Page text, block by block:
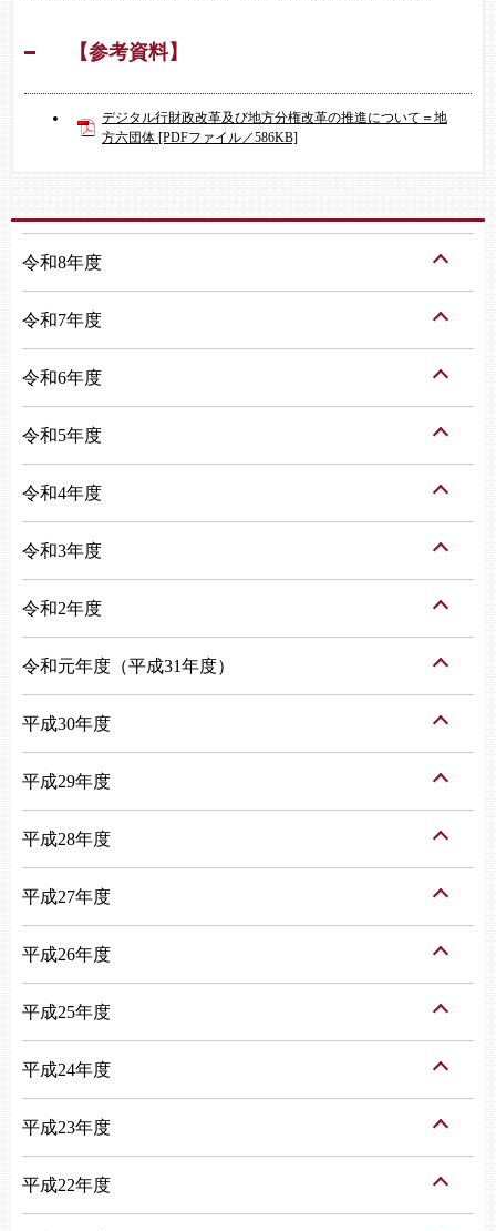
【参考資料】
デジタル行財政改革及び地方分権改革の推進について＝地
方六団体 [PDFファイル／586KB]
令和8年度
令和7年度
令和6年度
令和5年度
令和4年度
令和3年度
令和2年度
令和元年度（平成31年度）
平成30年度
平成29年度
平成28年度
平成27年度
平成26年度
平成25年度
平成24年度
平成23年度
平成22年度